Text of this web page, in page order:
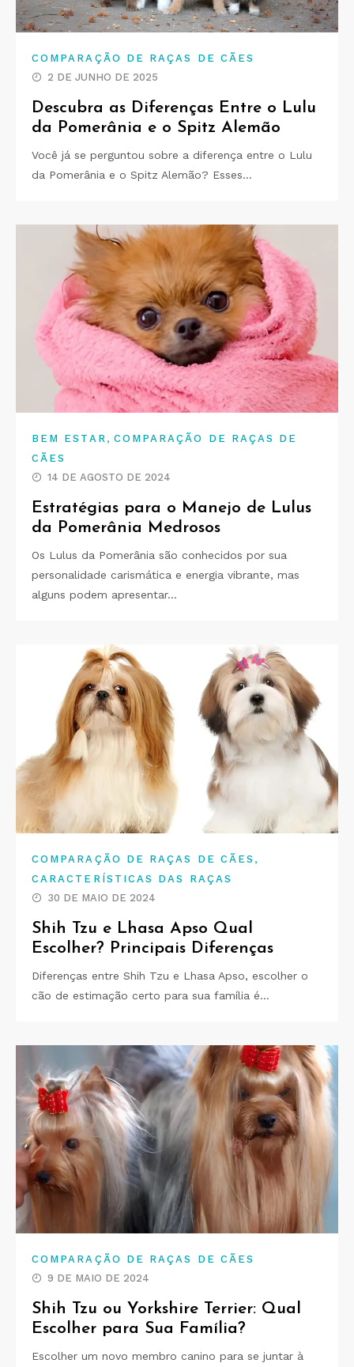
COMPARAÇÃO DE RAÇAS DE CÃES
2 DE JUNHO DE 2025
Descubra as Diferenças Entre o Lulu
da Pomerânia e o Spitz Alemão
Você já se perguntou sobre a diferença entre o Lulu
da Pomerânia e o Spitz Alemão? Esses…
BEM ESTAR , COMPARAÇÃO DE RAÇAS DE
CÃES
14 DE AGOSTO DE 2024
Estratégias para o Manejo de Lulus
da Pomerânia Medrosos
Os Lulus da Pomerânia são conhecidos por sua
personalidade carismática e energia vibrante, mas
alguns podem apresentar…
COMPARAÇÃO DE RAÇAS DE CÃES ,
CARACTERÍSTICAS DAS RAÇAS
30 DE MAIO DE 2024
Shih Tzu e Lhasa Apso Qual
Escolher? Principais Diferenças
Diferenças entre Shih Tzu e Lhasa Apso, escolher o
cão de estimação certo para sua família é…
COMPARAÇÃO DE RAÇAS DE CÃES
9 DE MAIO DE 2024
Shih Tzu ou Yorkshire Terrier: Qual
Escolher para Sua Família?
Escolher um novo membro canino para se juntar à